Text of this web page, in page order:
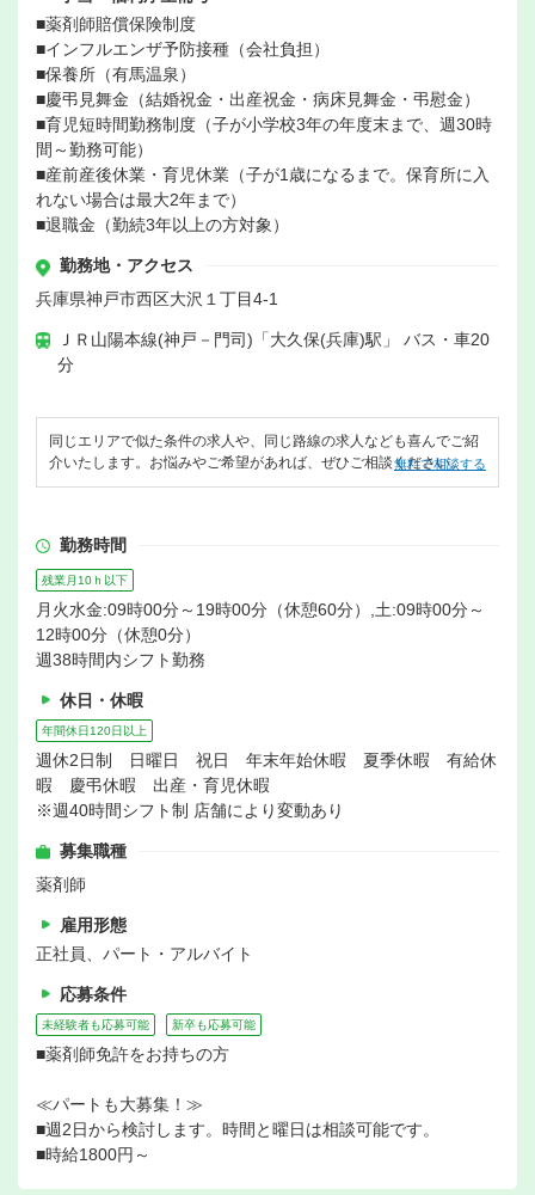
■薬剤師賠償保険制度
■インフルエンザ予防接種（会社負担）
■保養所（有馬温泉）
■慶弔見舞金（結婚祝金・出産祝金・病床見舞金・弔慰金）
■育児短時間勤務制度（子が小学校3年の年度末まで、週30時
間～勤務可能）
■産前産後休業・育児休業（子が1歳になるまで。保育所に入
れない場合は最大2年まで）
■退職金（勤続3年以上の方対象）
勤務地・アクセス
兵庫県神戸市西区大沢１丁目4-1
ＪＲ山陽本線(神戸－門司)「大久保(兵庫)駅」 バス・車20
分
同じエリアで似た条件の求人や、同じ路線の求人なども喜んでご紹
介いたします。お悩みやご希望があれば、ぜひご相談ください。
無料で相談する
勤務時間
残業月10ｈ以下
月火水金:09時00分～19時00分（休憩60分）,土:09時00分～
12時00分（休憩0分）
週38時間内シフト勤務
休日・休暇
年間休日120日以上
週休2日制 日曜日 祝日 年末年始休暇 夏季休暇 有給休
暇 慶弔休暇 出産・育児休暇
※週40時間シフト制 店舗により変動あり
募集職種
薬剤師
雇用形態
正社員、パート・アルバイト
応募条件
未経験者も応募可能 新卒も応募可能
■薬剤師免許をお持ちの方
≪パートも大募集！≫
■週2日から検討します。時間と曜日は相談可能です。
■時給1800円～